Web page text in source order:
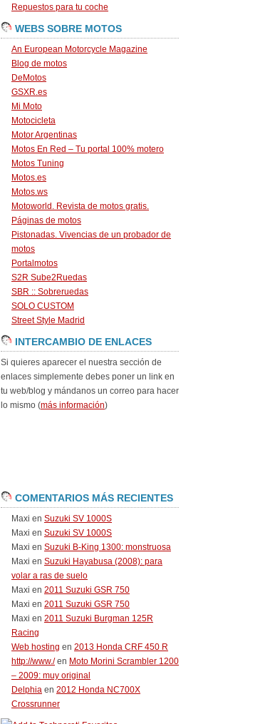
Repuestos para tu coche
WEBS SOBRE MOTOS
An European Motorcycle Magazine
Blog de motos
DeMotos
GSXR.es
Mi Moto
Motocicleta
Motor Argentinas
Motos En Red – Tu portal 100% motero
Motos Tuning
Motos.es
Motos.ws
Motoworld. Revista de motos gratis.
Páginas de motos
Pistonadas. Vivencias de un probador de
motos
Portalmotos
S2R Sube2Ruedas
SBR :: Sobreruedas
SOLO CUSTOM
Street Style Madrid
INTERCAMBIO DE ENLACES
Si quieres aparecer el nuestra sección de
enlaces simplemente debes poner un link en
tu web/blog y mándanos un correo para hacer
lo mismo (más información)
COMENTARIOS MÁS RECIENTES
Maxi en Suzuki SV 1000S
Maxi en Suzuki SV 1000S
Maxi en Suzuki B-King 1300: monstruosa
Maxi en Suzuki Hayabusa (2008): para
volar a ras de suelo
Maxi en 2011 Suzuki GSR 750
Maxi en 2011 Suzuki GSR 750
Maxi en 2011 Suzuki Burgman 125R
Racing
Web hosting en 2013 Honda CRF 450 R
http://www./en Moto Morini Scrambler 1200
– 2009: muy original
Delphia en 2012 Honda NC700X
Crossrunner